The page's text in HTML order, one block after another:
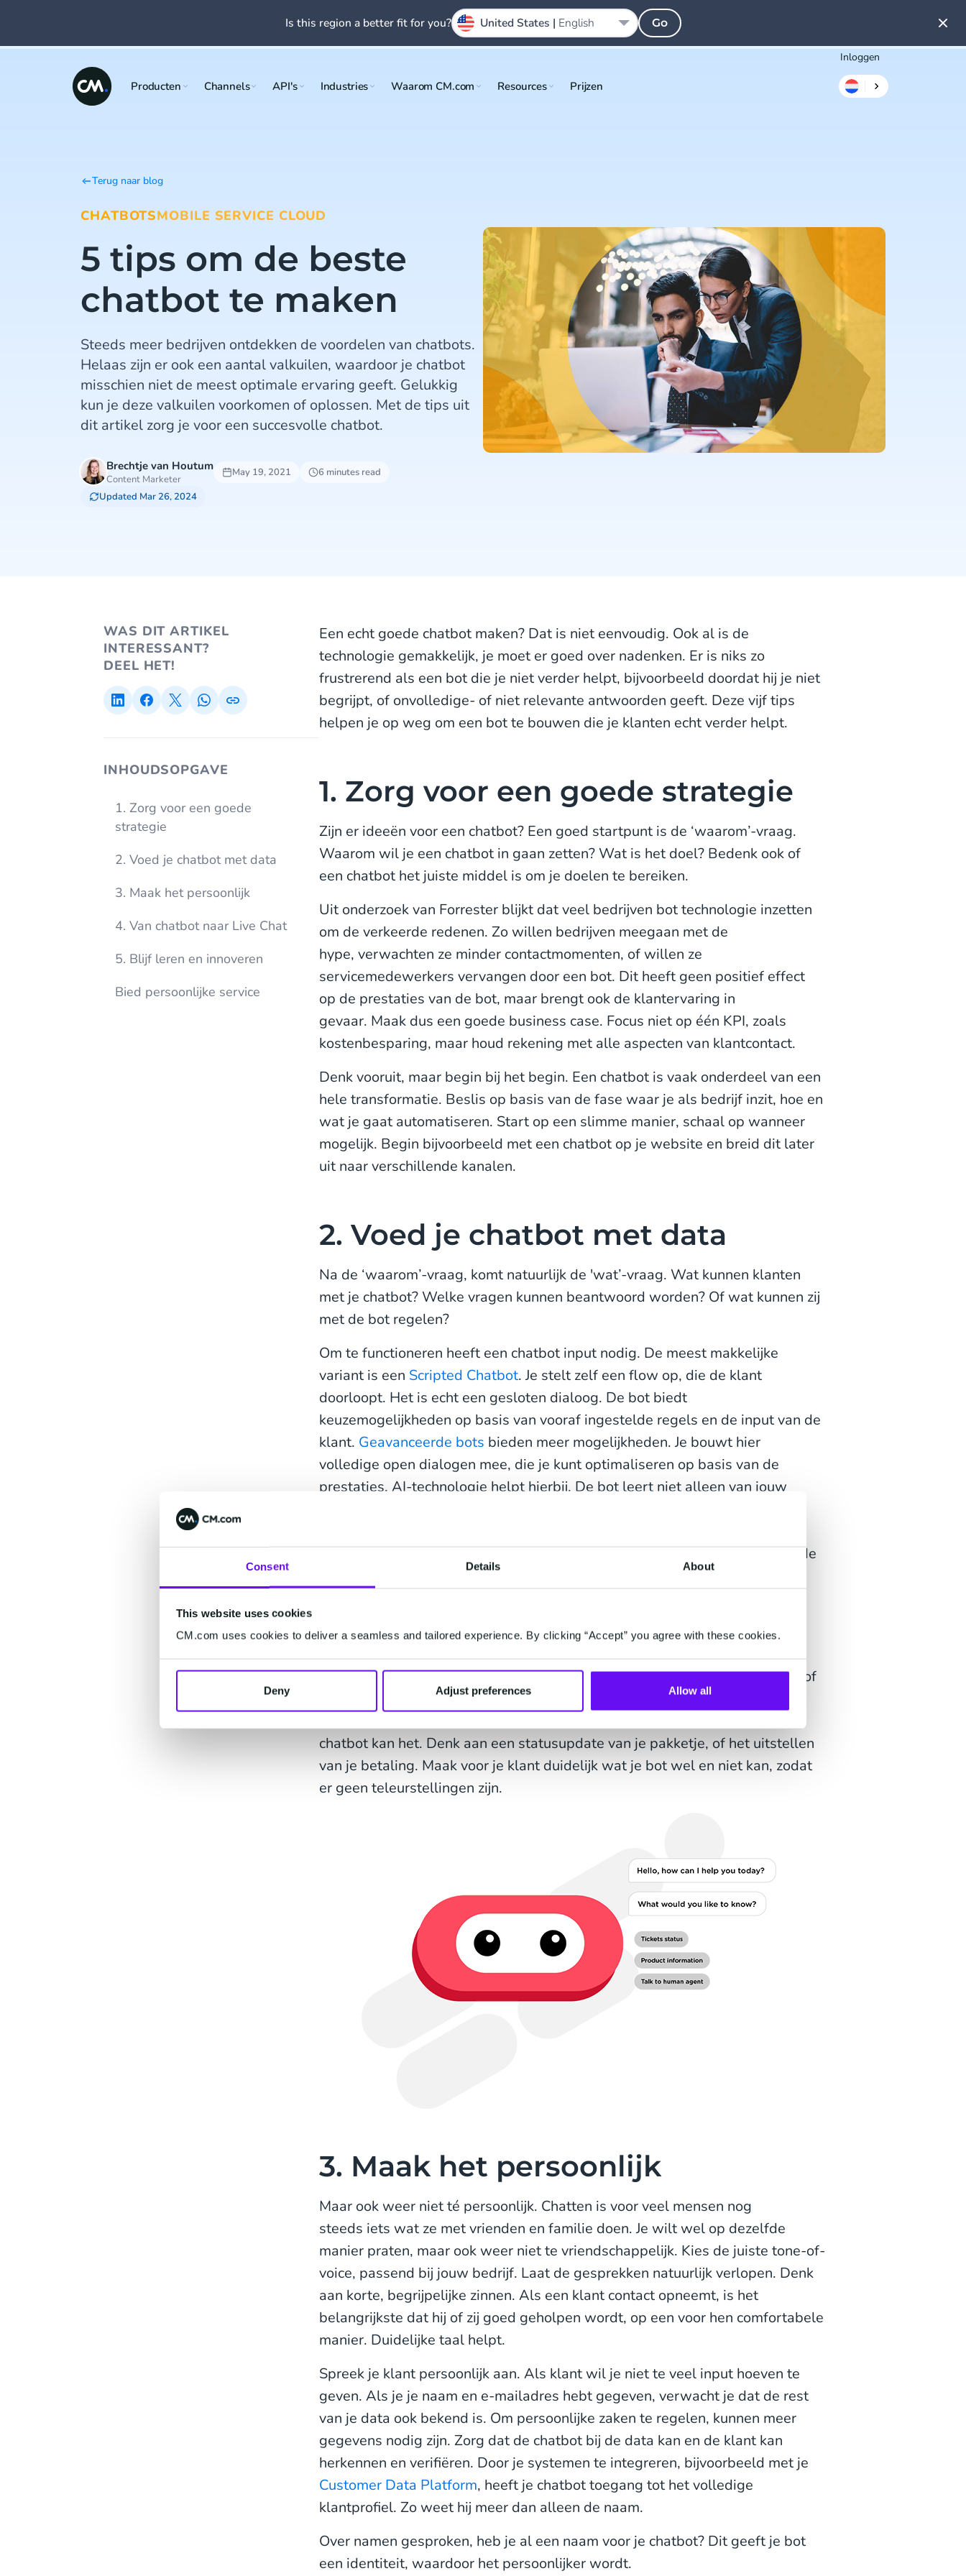
Consent Details About
This website uses cookies
CM.com uses cookies to deliver a seamless and tailored experience. By clicking “Accept” you agree with these cookies.
Deny Adjust preferences Allow all
Inloggen
Producten Channels API's Industries Waarom CM.com Resources Prijzen
Terug naar blog
CHATBOTSMOBILE SERVICE CLOUD
5 tips om de beste
chatbot te maken
Steeds meer bedrijven ontdekken de voordelen van chatbots.
Helaas zijn er ook een aantal valkuilen, waardoor je chatbot
misschien niet de meest optimale ervaring geeft. Gelukkig
kun je deze valkuilen voorkomen of oplossen. Met de tips uit
dit artikel zorg je voor een succesvolle chatbot.
Brechtje van Houtum
Content Marketer
May 19, 2021
6 minutes read
Updated Mar 26, 2024
WAS DIT ARTIKEL
INTERESSANT?
DEEL HET!
INHOUDSOPGAVE
1. Zorg voor een goede
strategie
2. Voed je chatbot met data
3. Maak het persoonlijk
4. Van chatbot naar Live Chat
5. Blijf leren en innoveren
Bied persoonlijke service
Een echt goede chatbot maken? Dat is niet eenvoudig. Ook al is de
technologie gemakkelijk, je moet er goed over nadenken. Er is niks zo
frustrerend als een bot die je niet verder helpt, bijvoorbeeld doordat hij je niet
begrijpt, of onvolledige- of niet relevante antwoorden geeft. Deze vijf tips
helpen je op weg om een bot te bouwen die je klanten echt verder helpt.
1. Zorg voor een goede strategie
Zijn er ideeën voor een chatbot? Een goed startpunt is de ‘waarom’-vraag.
Waarom wil je een chatbot in gaan zetten? Wat is het doel? Bedenk ook of
een chatbot het juiste middel is om je doelen te bereiken.
Uit onderzoek van Forrester blijkt dat veel bedrijven bot technologie inzetten
om de verkeerde redenen. Zo willen bedrijven meegaan met de
hype, verwachten ze minder contactmomenten, of willen ze
servicemedewerkers vervangen door een bot. Dit heeft geen positief effect
op de prestaties van de bot, maar brengt ook de klantervaring in
gevaar. Maak dus een goede business case. Focus niet op één KPI, zoals
kostenbesparing, maar houd rekening met alle aspecten van klantcontact.
Denk vooruit, maar begin bij het begin. Een chatbot is vaak onderdeel van een
hele transformatie. Beslis op basis van de fase waar je als bedrijf inzit, hoe en
wat je gaat automatiseren. Start op een slimme manier, schaal op wanneer
mogelijk. Begin bijvoorbeeld met een chatbot op je website en breid dit later
uit naar verschillende kanalen.
2. Voed je chatbot met data
Na de ‘waarom’-vraag, komt natuurlijk de 'wat’-vraag. Wat kunnen klanten
met je chatbot? Welke vragen kunnen beantwoord worden? Of wat kunnen zij
met de bot regelen?
Om te functioneren heeft een chatbot input nodig. De meest makkelijke
variant is een Scripted Chatbot. Je stelt zelf een flow op, die de klant
doorloopt. Het is echt een gesloten dialoog. De bot biedt
keuzemogelijkheden op basis van vooraf ingestelde regels en de input van de
klant. Geavanceerde bots bieden meer mogelijkheden. Je bouwt hier
volledige open dialogen mee, die je kunt optimaliseren op basis van de
prestaties. AI-technologie helpt hierbij. De bot leert niet alleen van jouw
voor een persoonlijke ervaring. Als eerste stap kun je de 100 meest gestelde
vragen en antwoorden invoeren, of de bot verbinden met je klantdata.
kan meer dan alleen standaardvragen beantwoorden. Een klant wordt echt
verder geholpen, door het gesprek aan te gaan. Hiermee voorkom je dat de
vraag niet herkend wordt, er geen volledig antwoord gegeven kan worden of
een niet relevant antwoord. Herkenning van de klant, de verificatie,
chatbot kan het. Denk aan een statusupdate van je pakketje, of het uitstellen
van je betaling. Maak voor je klant duidelijk wat je bot wel en niet kan, zodat
er geen teleurstellingen zijn.
3. Maak het persoonlijk
Maar ook weer niet té persoonlijk. Chatten is voor veel mensen nog
steeds iets wat ze met vrienden en familie doen. Je wilt wel op dezelfde
manier praten, maar ook weer niet te vriendschappelijk. Kies de juiste tone-of-
voice, passend bij jouw bedrijf. Laat de gesprekken natuurlijk verlopen. Denk
aan korte, begrijpelijke zinnen. Als een klant contact opneemt, is het
belangrijkste dat hij of zij goed geholpen wordt, op een voor hen comfortabele
manier. Duidelijke taal helpt.
Spreek je klant persoonlijk aan. Als klant wil je niet te veel input hoeven te
geven. Als je je naam en e-mailadres hebt gegeven, verwacht je dat de rest
van je data ook bekend is. Om persoonlijke zaken te regelen, kunnen meer
gegevens nodig zijn. Zorg dat de chatbot bij de data kan en de klant kan
herkennen en verifiëren. Door je systemen te integreren, bijvoorbeeld met je
Customer Data Platform, heeft je chatbot toegang tot het volledige
klantprofiel. Zo weet hij meer dan alleen de naam.
Over namen gesproken, heb je al een naam voor je chatbot? Dit geeft je bot
een identiteit, waardoor het persoonlijker wordt.
Is this region a better fit for you? United States | English Go